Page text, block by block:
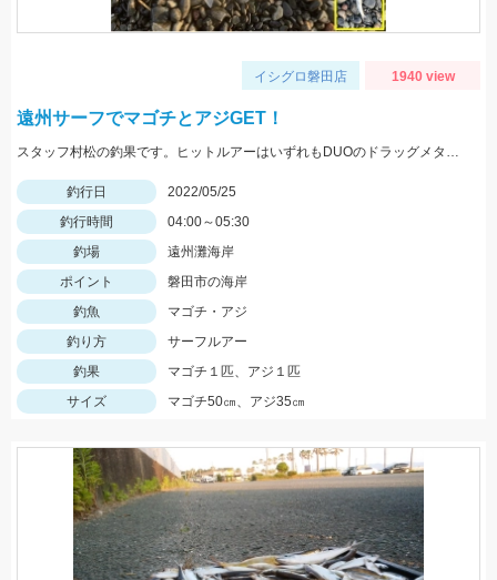
イシグロ磐田店 1940 view
遠州サーフでマゴチとアジGET！
スタッフ村松の釣果です。ヒットルアーはいずれもDUOのドラッグメタルキャストショット30gのイワシカラー！
釣行日
2022/05/25
釣行時間
04:00～05:30
釣場
遠州灘海岸
ポイント
磐田市の海岸
釣魚
マゴチ・アジ
釣り方
サーフルアー
釣果
マゴチ１匹、アジ１匹
サイズ
マゴチ50㎝、アジ35㎝